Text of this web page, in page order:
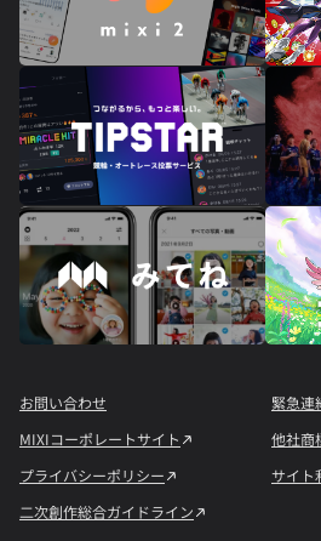
お問い合わせ
緊急連
MIXIコーポレートサイト
他社商
プライバシーポリシー
サイト
二次創作総合ガイドライン